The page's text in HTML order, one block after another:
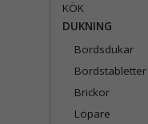
KÖK
DUKNING
Bordsdukar
Bordstabletter
Brickor
Löpare